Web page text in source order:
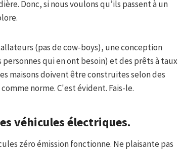
Donc, si nous voulons qu’ils passent à un
(pas de cow-boys), une conception
qui en ont besoin) et des prêts à taux
maisons doivent être construites selon des
norme. C'est évident. Fais-le.
véhicules électriques.
zéro émission fonctionne. Ne plaisante pas